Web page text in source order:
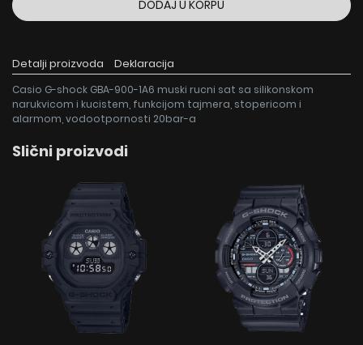
DODAJ U KORPU
Detalji proizvoda Deklaracija
Casio G-shock GBA-900-1A6 muski rucni sat sa silikonskom
narukvicom i kucistem, funkcijom tajmera, stopericom i
alarmom, vodootpornosti 20bar-a
Slični proizvodi